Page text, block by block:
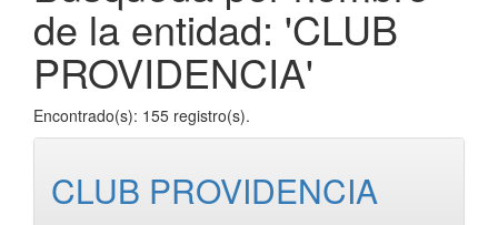
de la entidad: 'CLUB
PROVIDENCIA'
Encontrado(s): 155 registro(s).
CLUB PROVIDENCIA